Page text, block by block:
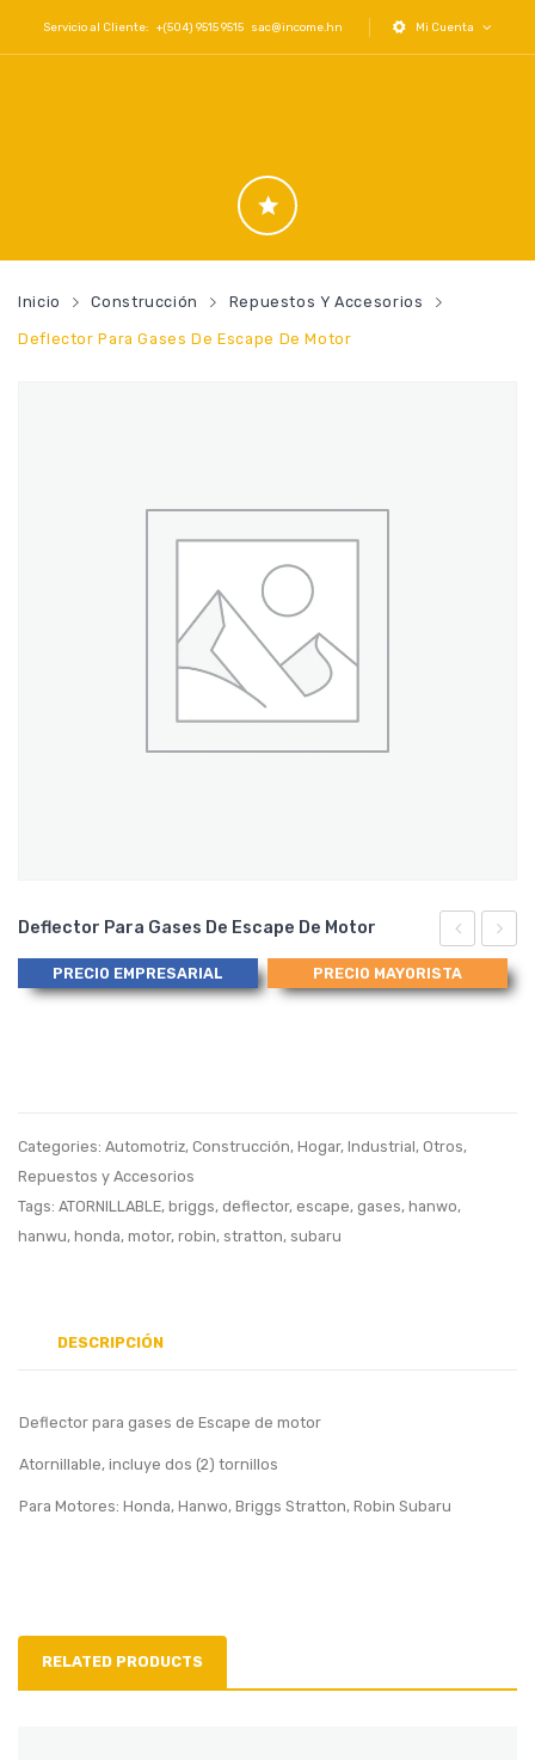
Servicio al Cliente: +(504) 9515 9515 sac@income.hn Mi Cuenta
Inicio Construcción Repuestos Y Accesorios
Deflector Para Gases De Escape De Motor
HEX-
17
con
Giro
Deflector Para Gases De Escape De Motor
PRECIO EMPRESARIAL PRECIO MAYORISTA
Categories: Automotriz, Construcción, Hogar, Industrial, Otros,
Repuestos y Accesorios
Tags: ATORNILLABLE, briggs, deflector, escape, gases, hanwo,
hanwu, honda, motor, robin, stratton, subaru
DESCRIPCIÓN
Deflector para gases de Escape de motor
Atornillable, incluye dos (2) tornillos
Para Motores: Honda, Hanwo, Briggs Stratton, Robin Subaru
RELATED PRODUCTS